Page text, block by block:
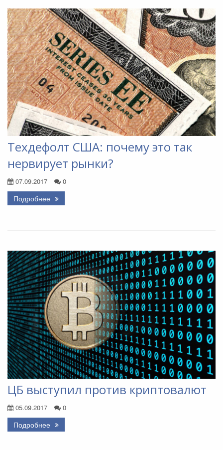
Техдефолт США: почему это так
нервирует рынки?
07.09.2017 0
Подробнее
ЦБ выступил против криптовалют
05.09.2017 0
Подробнее